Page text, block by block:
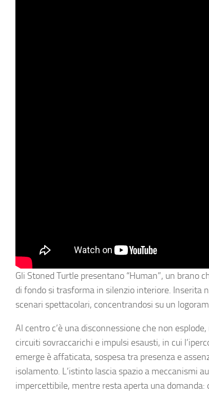
Gli Stoned Turtle presentano “Human”, un brano
di fondo si trasforma in silenzio interiore. Inserita
scenari spettacolari, concentrandosi su un
Al centro c’è una disconnessione che non
circuiti sovraccarichi e impulsi esausti, in cui
emerge è affaticata, sospesa tra presenza e
isolamento. L’istinto lascia spazio a meccanismi
impercettibile, mentre resta aperta una